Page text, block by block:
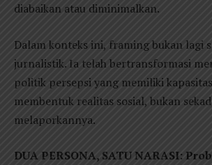
diabaikan atau diminimalkan.
Dalam konteks ini, framing bukan lagi
jurnalistik. Ia telah bertransformasi
politik persepsi yang memiliki
membentuk realitas sosial, bukan
melaporkannya.
DUA PERSONA, SATU NARASI: